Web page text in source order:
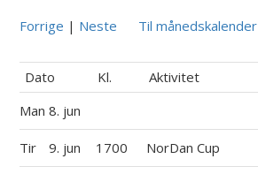
Forrige | Neste Til månedskalender
Dato Kl. Aktivitet
Man8. jun
Tir 9. jun 1700 NorDan Cup